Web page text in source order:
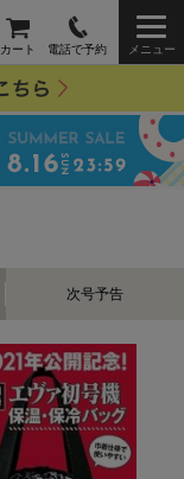
カート 電話で予約 メニュー
次号予告